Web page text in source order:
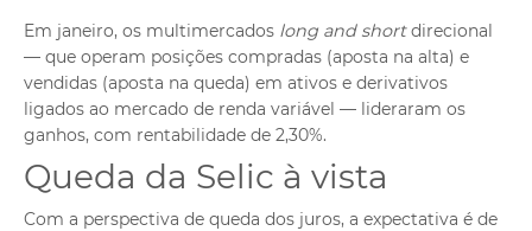
Em janeiro, os multimercados long and shortdirecional
— que operam posições compradas (aposta na alta) e
vendidas (aposta na queda) em ativos e derivativos
ligados ao mercado de renda variável — lideraram os
ganhos, com rentabilidade de 2,30%.
Queda da Selic à vista
Com a perspectiva de queda dos juros, a expectativa é de